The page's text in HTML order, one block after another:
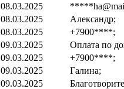
08.03.2025
08.03.2025
Александр;
08.03.2025
+7900****;
09.03.2025
Оплата по
09.03.2025
+7900****;
09.03.2025
Галина;
09.03.2025